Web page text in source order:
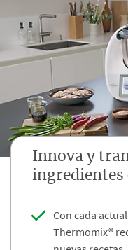
Innova y
Con cada
Thermomix®